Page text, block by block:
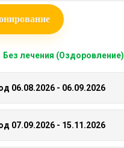
Без лечения (Оздоровление)
06.08.2026 - 06.09.2026
07.09.2026 - 15.11.2026